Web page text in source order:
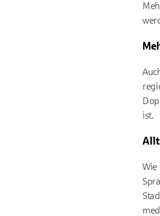
ist.
Wie